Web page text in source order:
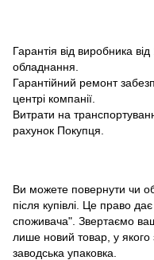
Гарантія від виробника
обладнання.
Гарантійний ремонт
центрі компанії.
Витрати на
рахунок Покупця.
Ви можете повернути чи
після купівлі. Це право
споживача". Звертаємо
лише новий товар, у якого
заводська упаковка.